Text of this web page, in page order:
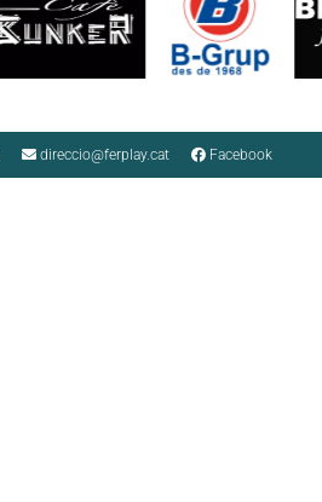
direccio@ferplay.cat Facebook